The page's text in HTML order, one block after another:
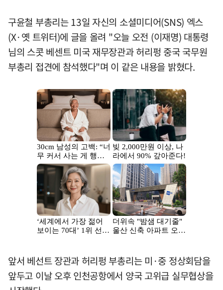
구윤철 부총리는 13일 자신의 소셜미디어(SNS) 엑스
(X·옛 트위터)에 글을 올려 "오늘 오전 (이재명) 대통령
님의 스콧 베센트 미국 재무장관과 허리펑 중국 국무원
부총리 접견에 참석했다"며 이 같은 내용을 밝혔다.
앞서 베선트 장관과 허리펑 부총리는 미·중 정상회담을
앞두고 이날 오후 인천공항에서 양국 고위급 실무협상을